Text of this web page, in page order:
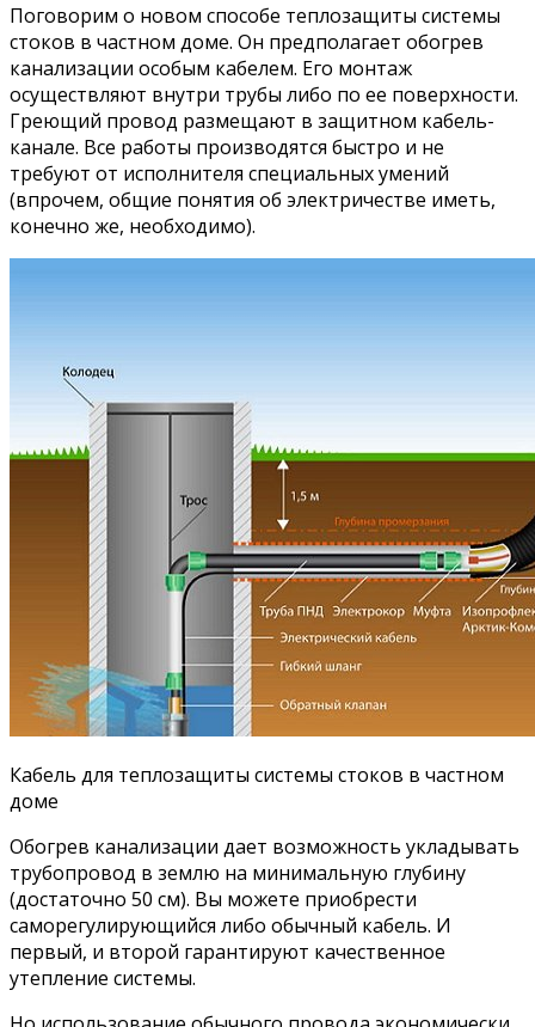
Поговорим о новом способе теплозащиты системы
стоков в частном доме. Он предполагает обогрев
канализации особым кабелем. Его монтаж
осуществляют внутри трубы либо по ее поверхности.
Греющий провод размещают в защитном кабель-
канале. Все работы производятся быстро и не
требуют от исполнителя специальных умений
(впрочем, общие понятия об электричестве иметь,
конечно же, необходимо).
Кабель для теплозащиты системы стоков в частном
доме
Обогрев канализации дает возможность укладывать
трубопровод в землю на минимальную глубину
(достаточно 50 см). Вы можете приобрести
саморегулирующийся либо обычный кабель. И
первый, и второй гарантируют качественное
утепление системы.